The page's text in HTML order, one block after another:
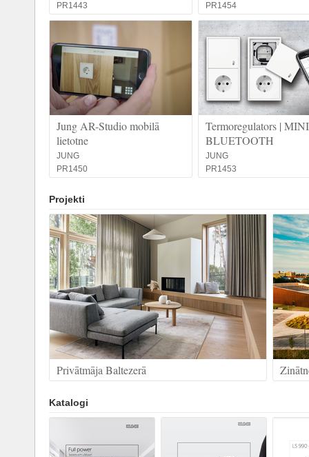
PR1443
PR1454
Jung AR-Studio mobilā
lietotne
JUNG
PR1450
Termoregulators | MINI
BLUETOOTH
JUNG
PR1453
Projekti
Privātmāja Baltezerā
Katalogi